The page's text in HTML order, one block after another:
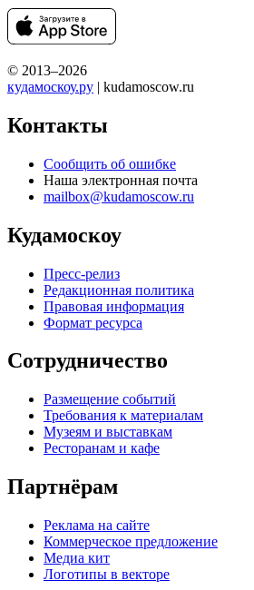
© 2013–2026
кудамоскоу.ру | kudamoscow.ru
Контакты
Сообщить об ошибке
Наша электронная почта
mailbox@kudamoscow.ru
Кудамоскоу
Пресс-релиз
Редакционная политика
Правовая информация
Формат ресурса
Сотрудничество
Размещение событий
Требования к материалам
Музеям и выставкам
Ресторанам и кафе
Партнёрам
Реклама на сайте
Коммерческое предложение
Медиа кит
Логотипы в векторе